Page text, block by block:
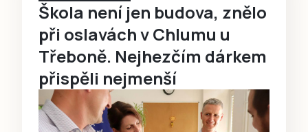
Škola není jen budova, znělo
při oslavách v Chlumu u
Třeboně. Nejhezčím dárkem
přispěli nejmenší